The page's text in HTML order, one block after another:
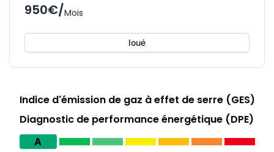
950€/Mois
loué
Indice d'émission de gaz à effet de serre (GES)
Diagnostic de performance énergétique (DPE)
A